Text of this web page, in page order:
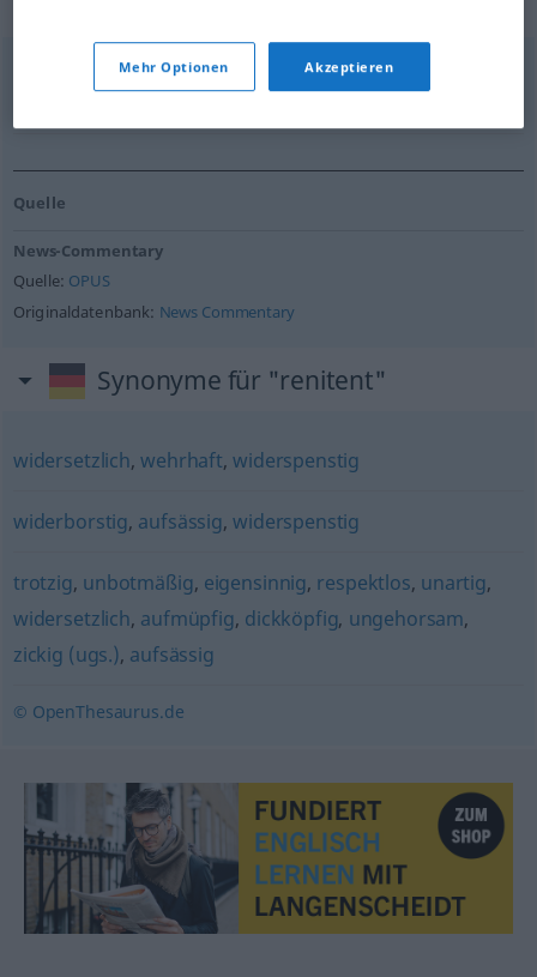
The country is unruly, and its rulers know it.
Quelle
News-Commentary
Quelle: OPUS
Originaldatenbank: News Commentary
Synonyme für "renitent"
widersetzlich,wehrhaft,widerspenstig
widerborstig, aufsässig,widerspenstig
trotzig, unbotmäßig, eigensinnig, respektlos, unartig,
widersetzlich, aufmüpfig, dickköpfig, ungehorsam,
zickig (ugs.), aufsässig
© OpenThesaurus.de
Mehr Optionen Akzeptieren